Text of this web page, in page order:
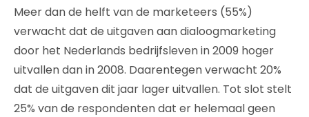
Meer dan de helft van de marketeers (55%)
verwacht dat de uitgaven aan dialoogmarketing
door het Nederlands bedrijfsleven in 2009 hoger
uitvallen dan in 2008. Daarentegen verwacht 20%
dat de uitgaven dit jaar lager uitvallen. Tot slot stelt
25% van de respondenten dat er helemaal geen